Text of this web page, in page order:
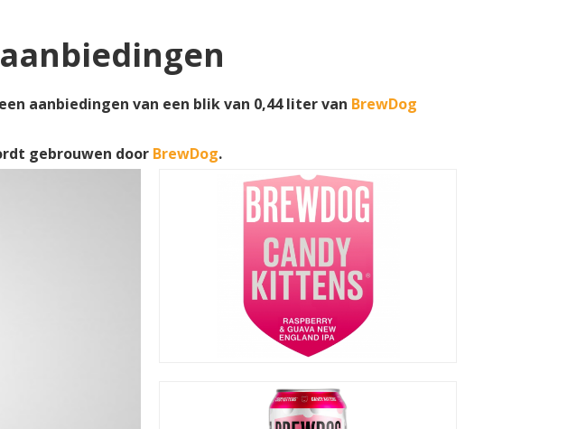
aanbiedingen van een blik van 0,44 liter van BrewDog
gebrouwen door BrewDog.